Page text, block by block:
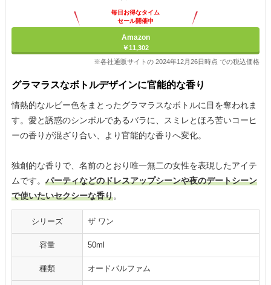
毎日お得なタイム
セール開催中
Amazon
￥11,302
※各社通販サイトの 2024年12月26日時点 での税込価格
グラマラスなボトルデザインに官能的な香り
情熱的なルビー色をまとったグラマラスなボトルに目を奪われま
す。愛と誘惑のシンボルであるバラに、スミレとほろ苦いコーヒ
ーの香りが混ざり合い、より官能的な香りへ変化。
独創的な香りで、名前のとおり唯一無二の女性を表現したアイテ
ムです。 パーティなどのドレスアップシーンや夜のデートシーン
で使いたいセクシーな香り。
シリーズ ザ ワン
容量 50ml
種類 オードパルファム